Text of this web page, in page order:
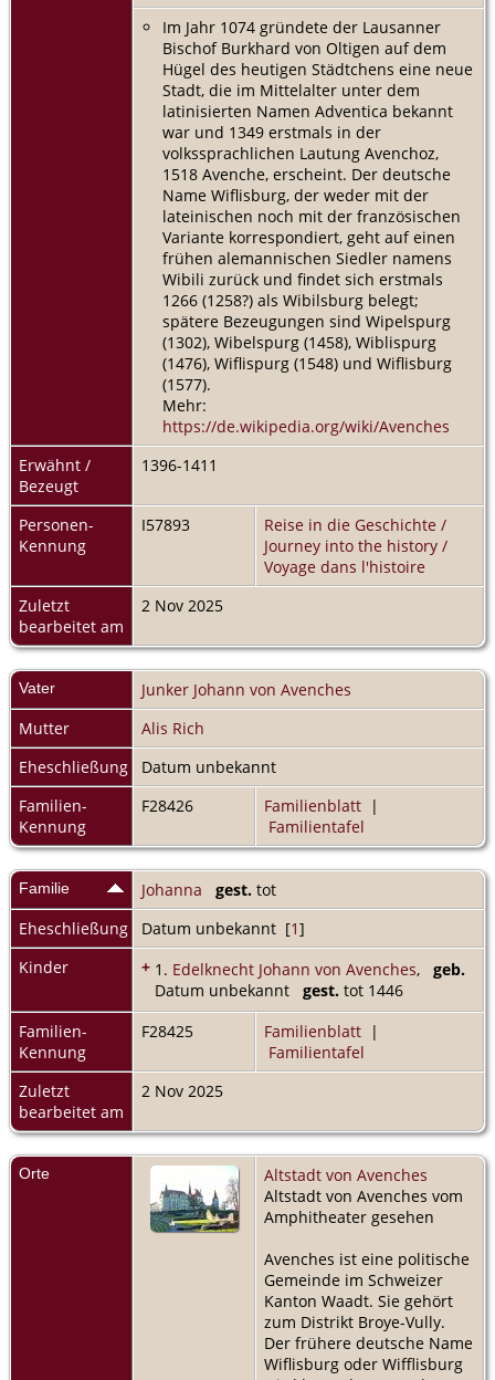
Im Jahr 1074 gründete der Lausanner
Bischof Burkhard von Oltigen auf dem
Hügel des heutigen Städtchens eine neue
Stadt, die im Mittelalter unter dem
latinisierten Namen Adventica bekannt
war und 1349 erstmals in der
volkssprachlichen Lautung Avenchoz,
1518 Avenche, erscheint. Der deutsche
Name Wiflisburg, der weder mit der
lateinischen noch mit der französischen
Variante korrespondiert, geht auf einen
frühen alemannischen Siedler namens
Wibili zurück und findet sich erstmals
1266 (1258?) als Wibilsburg belegt;
spätere Bezeugungen sind Wipelspurg
(1302), Wibelspurg (1458), Wiblispurg
(1476), Wiflispurg (1548) und Wiflisburg
(1577).
Mehr:
https://de.wikipedia.org/wiki/Avenches
Erwähnt /
Bezeugt
1396-1411
Personen-
Kennung
I57893
Reise in die Geschichte /
Journey into the history /
Voyage dans l'histoire
Zuletzt
bearbeitet am
2 Nov 2025
Vater
Junker Johann von Avenches
Mutter
Alis Rich
Eheschließung
Datum unbekannt
Familien-
Kennung
F28426 Familienblatt |
Familientafel
Familie Johanna gest. tot
Eheschließung
Datum unbekannt [1]
Kinder
+ 1. Edelknecht Johann von Avenches, geb.
Datum unbekannt gest. tot 1446
Familien-
Kennung
F28425 Familienblatt |
Familientafel
Zuletzt
bearbeitet am
2 Nov 2025
Orte
Altstadt von Avenches
Altstadt von Avenches vom
Amphitheater gesehen
Avenches ist eine politische
Gemeinde im Schweizer
Kanton Waadt. Sie gehört
zum Distrikt Broye-Vully.
Der frühere deutsche Name
Wiflisburg oder Wifflisburg